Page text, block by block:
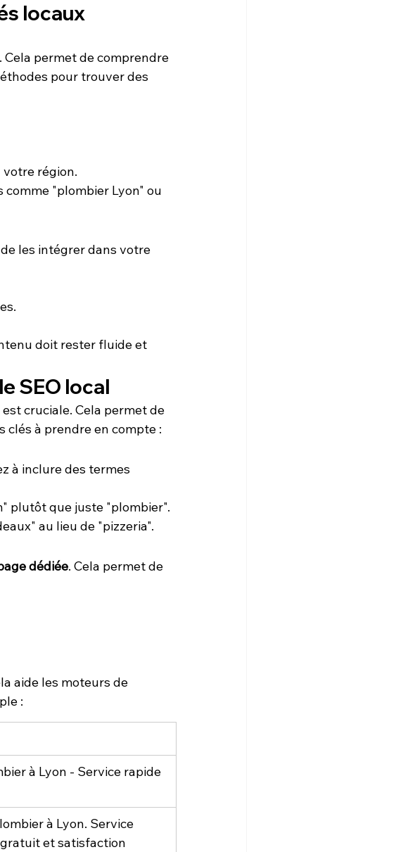
locaux
. Cela permet de comprendre
pour trouver des
votre région.
comme "plombier Lyon" ou
les intégrer dans votre
doit rester fluide et
SEO local
cruciale. Cela permet de
clés à prendre en compte :
à inclure des termes
plutôt que juste "plombier".
au lieu de "pizzeria".
dédiée. Cela permet de
aide les moteurs de
:
à Lyon - Service rapide
à Lyon. Service
et satisfaction